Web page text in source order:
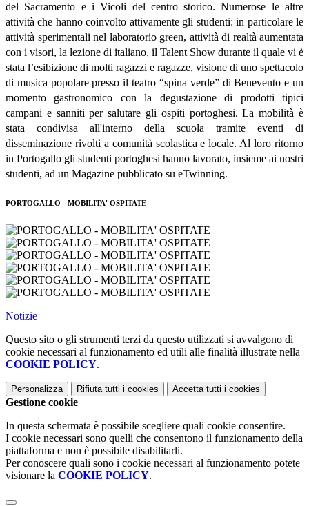
del Sacramento e i Vicoli del centro storico. Numerose le altre
attività che hanno coinvolto attivamente gli studenti: in particolare le
attività sperimentali nel laboratorio green, attività di realtà aumentata
con i visori, la lezione di italiano, il Talent Show durante il quale vi è
stata l’esibizione di molti ragazzi e ragazze, visione di uno spettacolo
di musica popolare presso il teatro “spina verde” di Benevento e un
momento gastronomico con la degustazione di prodotti tipici
campani e sanniti per salutare gli ospiti portoghesi. La mobilità è
stata condivisa all'interno della scuola tramite eventi di
disseminazione rivolti a comunità scolastica e locale. Al loro ritorno
in Portogallo gli studenti portoghesi hanno lavorato, insieme ai nostri
studenti, ad un Magazine pubblicato su eTwinning.
PORTOGALLO - MOBILITA' OSPITATE
Notizie
Questo sito o gli strumenti terzi da questo utilizzati si avvalgono di
cookie necessari al funzionamento ed utili alle finalità illustrate nella
COOKIE POLICY.
Personalizza Rifiuta tutti i cookies Accetta tutti i cookies
Gestione cookie
In questa schermata è possibile scegliere quali cookie consentire.
I cookie necessari sono quelli che consentono il funzionamento della
piattaforma e non è possibile disabilitarli.
Per conoscere quali sono i cookie necessari al funzionamento potete
visionare la COOKIE POLICY.